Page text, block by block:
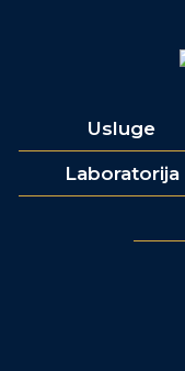
Usluge
Laboratorija